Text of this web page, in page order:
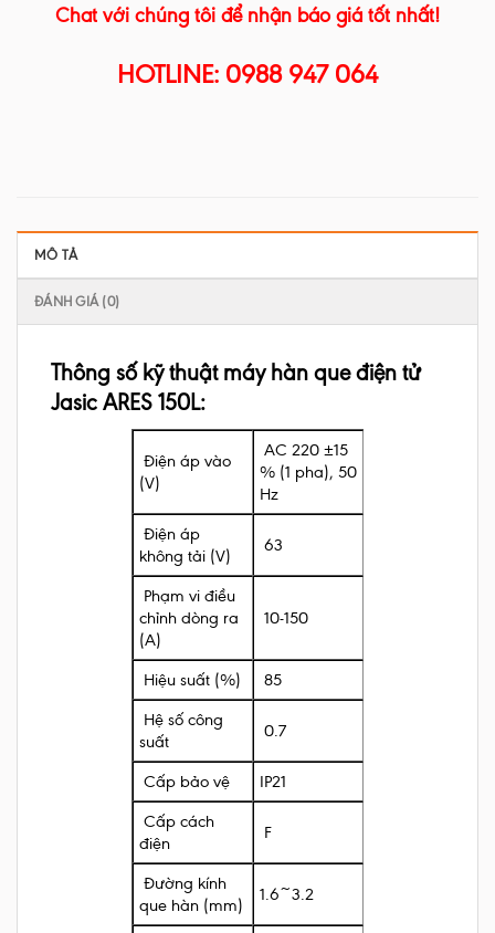
Chat với chúng tôi để nhận báo giá tốt nhất!
HOTLINE: 0988 947 064
MÔ TẢ
ĐÁNH GIÁ (0)
Thông số kỹ thuật máy hàn que điện tử
Jasic ARES 150L:
Điện áp vào
(V)
AC 220 ±15
% (1 pha), 50
Hz
Điện áp
không tải (V)
63
Phạm vi điều
chỉnh dòng ra
(A)
10-150
Hiệu suất (%)
85
Hệ số công
suất
0.7
Cấp bảo vệ
IP21
Cấp cách
điện
F
Đường kính
que hàn (mm)
1.6~3.2